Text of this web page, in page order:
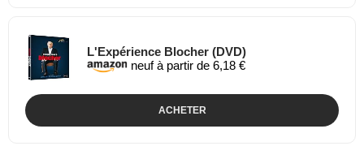
L'Expérience Blocher (DVD)
neuf à partir de 6,18 €
ACHETER